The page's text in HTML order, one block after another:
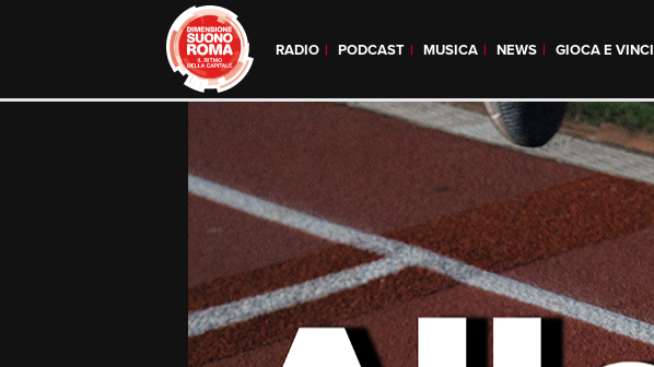
RADIO PODCAST MUSICA NEWS GIOCA E VINCI